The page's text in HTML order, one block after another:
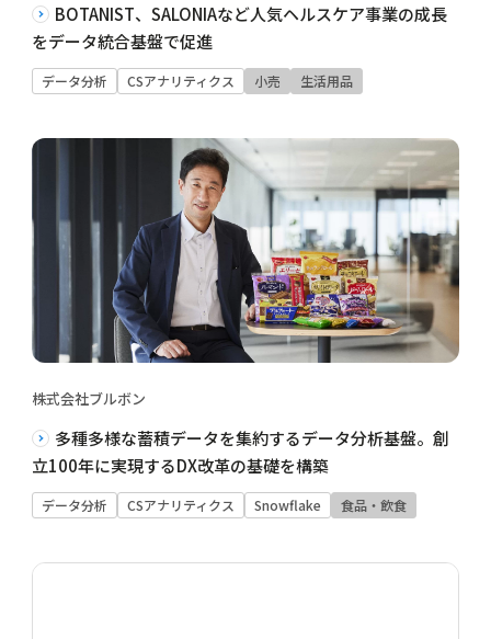
BOTANIST、SALONIAなど人気ヘルスケア事業の成長
をデータ統合基盤で促進
データ分析 CSアナリティクス 小売 生活用品
株式会社ブルボン
多種多様な蓄積データを集約するデータ分析基盤。創
立100年に実現するDX改革の基礎を構築
データ分析 CSアナリティクス Snowflake 食品・飲食